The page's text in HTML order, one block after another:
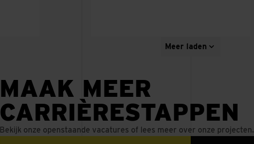
Meer laden
MAAK MEER
CARRIÈRESTAPPEN
Bekijk onze openstaande vacatures of lees meer over onze projecten.